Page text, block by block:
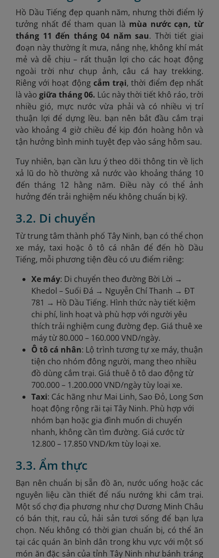
Hồ Dầu Tiếng đẹp quanh năm, nhưng thời điểm lý
tưởng nhất để tham quan là mùa nước cạn, từ
tháng 11 đến tháng 04 năm sau. Thời tiết giai
đoạn này thường ít mưa, nắng nhẹ, không khí mát
mẻ và dễ chịu – rất thuận lợi cho các hoạt động
ngoài trời như chụp ảnh, câu cá hay trekking.
Riêng với hoạt động cắm trại, thời điểm đẹp nhất
là vào giữa tháng 06. Lúc này thời tiết khô ráo, trời
nhiều gió, mực nước vừa phải và có nhiều vị trí
thuận lợi để dựng lều. bạn nên bắt đầu cắm trại
vào khoảng 4 giờ chiều để kịp đón hoàng hôn và
tận hưởng bình minh tuyệt đẹp vào sáng hôm sau.
Tuy nhiên, bạn cần lưu ý theo dõi thông tin về lịch
xả lũ do hồ thường xả nước vào khoảng tháng 10
đến tháng 12 hằng năm. Điều này có thể ảnh
hưởng đến trải nghiệm nếu không chuẩn bị kỹ.
3.2. Di chuyển
Từ trung tâm thành phố Tây Ninh, bạn có thể chọn
xe máy, taxi hoặc ô tô cá nhân để đến hồ Dầu
Tiếng, mỗi phương tiện đều có ưu điểm riêng:
Xe máy: Di chuyển theo đường Bời Lời →
Khedol – Suối Đá → Nguyễn Chí Thanh → ĐT
781 → Hồ Dầu Tiếng. Hình thức này tiết kiệm
chi phí, linh hoạt và phù hợp với người yêu
thích trải nghiệm cung đường đẹp. Giá thuê xe
máy từ 80.000 – 160.000 VND/ngày.
Ô tô cá nhân: Lộ trình tương tự xe máy, thuận
tiện cho nhóm đông người, mang theo nhiều
đồ dùng cắm trại. Giá thuê ô tô dao động từ
700.000 – 1.200.000 VND/ngày tùy loại xe.
Taxi: Các hãng như Mai Linh, Sao Đỏ, Long Sơn
hoạt động rộng rãi tại Tây Ninh. Phù hợp với
nhóm bạn hoặc gia đình muốn di chuyển
nhanh, không cần tìm đường. Giá cước từ
12.800 – 17.850 VND/km tùy loại xe.
3.3. Ẩm thực
Bạn nên chuẩn bị sẵn đồ ăn, nước uống hoặc các
nguyên liệu cần thiết để nấu nướng khi cắm trại.
Một số chợ địa phương như chợ Dương Minh Châu
có bán thịt, rau củ, hải sản tươi sống để bạn lựa
chọn. Nếu không có thời gian chuẩn bị, có thể ăn
tại các quán ăn bình dân trong khu vực với một số
món ăn đặc sản của tỉnh Tây Ninh như bánh tráng